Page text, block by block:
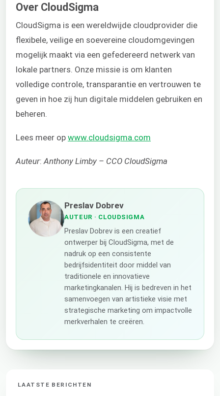
Over CloudSigma
CloudSigma is een wereldwijde cloudprovider die
flexibele, veilige en soevereine cloudomgevingen
mogelijk maakt via een gefedereerd netwerk van
lokale partners. Onze missie is om klanten
volledige controle, transparantie en vertrouwen te
geven in hoe zij hun digitale middelen gebruiken en
beheren.
Lees meer op www.cloudsigma.com
Auteur:Anthony Limby – CCO CloudSigma
Preslav Dobrev
AUTEUR · CLOUDSIGMA
Preslav Dobrev is een creatief
ontwerper bij CloudSigma, met de
nadruk op een consistente
bedrijfsidentiteit door middel van
traditionele en innovatieve
marketingkanalen. Hij is bedreven in het
samenvoegen van artistieke visie met
strategische marketing om impactvolle
merkverhalen te creëren.
LAATSTE BERICHTEN